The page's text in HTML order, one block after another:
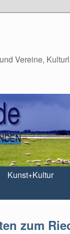
Vereine,
Kunst+Kultur
zum